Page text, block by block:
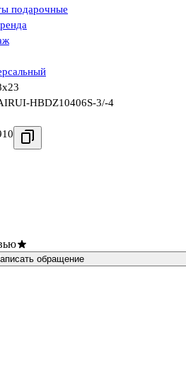
подарочные
HBDZ10406S-3/-4
обращение